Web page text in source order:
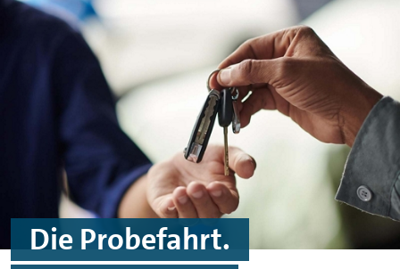
Zum Hauptinhalt springen
Zur Fußzeile springen
Die Probefahrt.